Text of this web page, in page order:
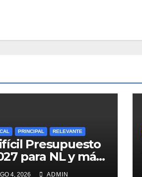
PRINCIPAL RELEVANTE
Presupuesto
para NL y más
tesorero:
4, 2026 ADMIN